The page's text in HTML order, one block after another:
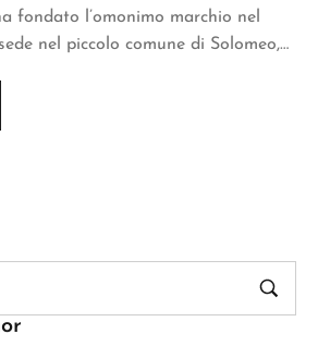
fondato l’omonimo marchio nel
nel piccolo comune di Solomeo,…